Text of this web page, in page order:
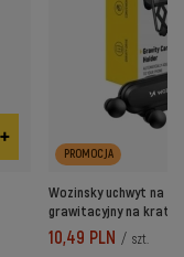
PROMOCJA
Wozinsky uchwyt na
grawitacyjny na
10,49 PLN / szt.